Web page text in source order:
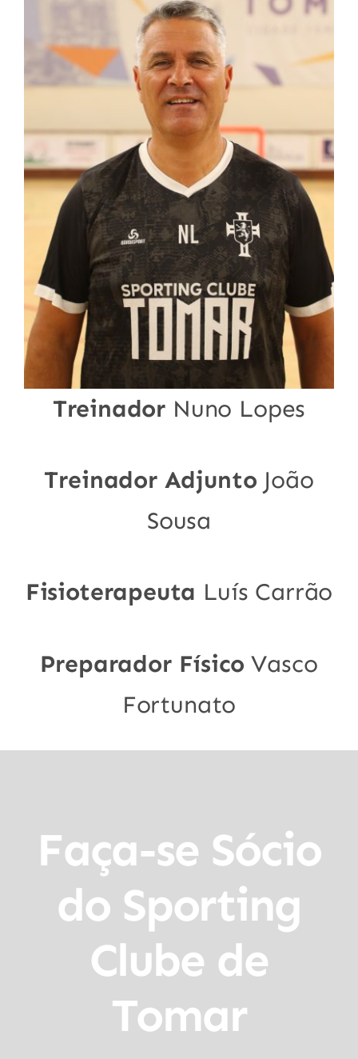
Treinador Nuno Lopes
Treinador Adjunto João
Sousa
Fisioterapeuta Luís Carrão
Preparador Físico Vasco
Fortunato
Faça-se Sócio
do Sporting
Clube de
Tomar